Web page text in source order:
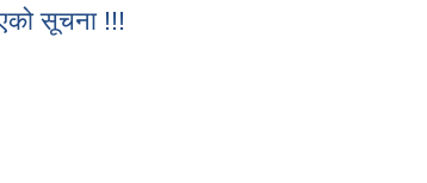
सूचना !!!